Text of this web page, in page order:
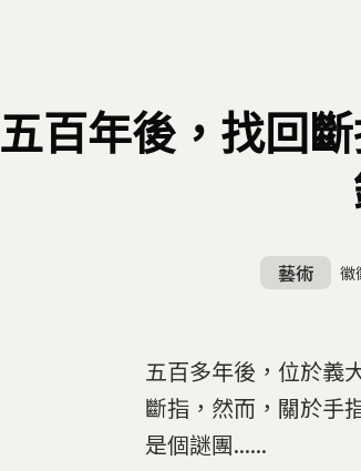
五百年後，找回
藝術 徽
五百多年後，位於義
斷指，然而，關於手
是個謎團......